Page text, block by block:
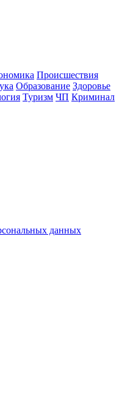
Происшествия
Образование Здоровье
Туризм ЧП Криминал
данных